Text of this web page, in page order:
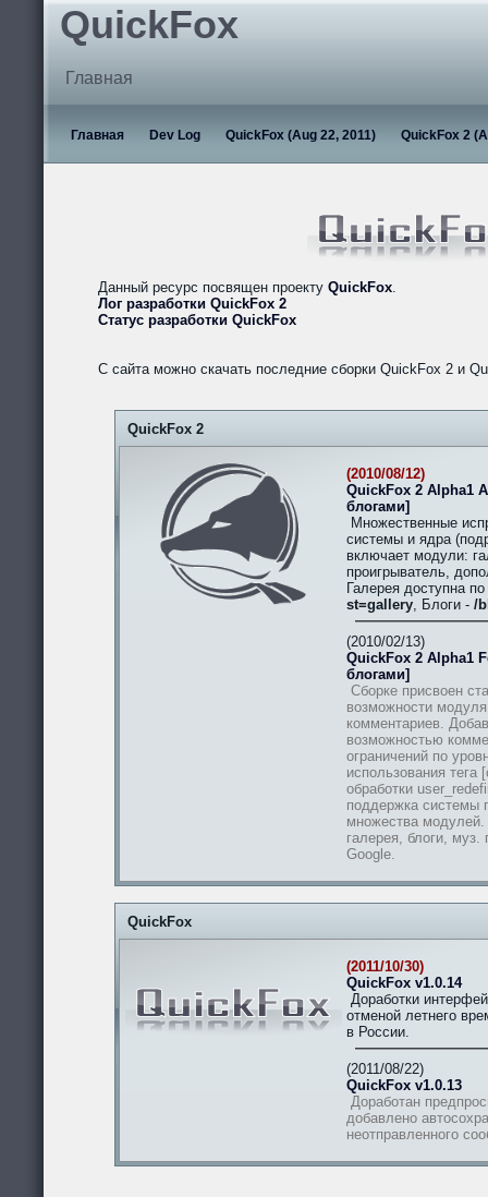
QuickFox
Главная
Главная Dev Log QuickFox (Aug 22, 2011) QuickFox 2
Данный ресурс посвящен проекту QuickFox.
Лог разработки QuickFox 2
Статус разработки QuickFox
С сайта можно скачать последние сборки QuickFox 2 и
QuickFox 2
(2010/08/12)
QuickFox 2 Alpha1
блогами]
Множественные
системы и ядра
включает модули:
проигрыватель,
Галерея доступна
st=gallery, Блоги - /
(2010/02/13)
QuickFox 2 Alpha1
блогами]
Сборке присвоен
возможности
комментариев.
возможностью
ограничений по
использования тега
обработки
поддержка системы
множества
галерея, блоги, муз.
Google.
QuickFox
(2011/10/30)
QuickFox v1.0.14
Доработки
отменой летнего
в России.
(2011/08/22)
QuickFox v1.0.13
Доработан
добавлено
неотправленного